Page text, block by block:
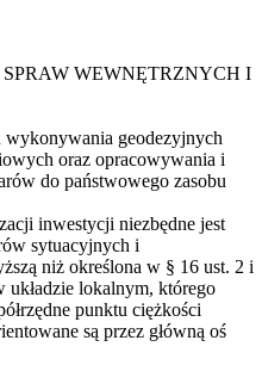
WEWNĘTRZNYCH I
wykonywania geodezyjnych
oraz opracowywania i
do państwowego zasobu
inwestycji niezbędne jest
sytuacyjnych i
niż określona w § 16 ust. 2 i
układzie lokalnym, którego
punktu ciężkości
są przez główną oś